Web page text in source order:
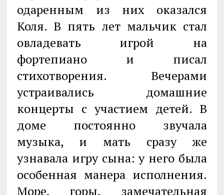
одаренным из них оказался
Коля. В пять лет мальчик стал
овладевать игрой на
фортепиано и писал
стихотворения. Вечерами
устраивались домашние
концерты с участием детей. В
доме постоянно звучала
музыка, и мать сразу же
узнавала игру сына: у него была
особенная манера исполнения.
Море, горы, замечательная